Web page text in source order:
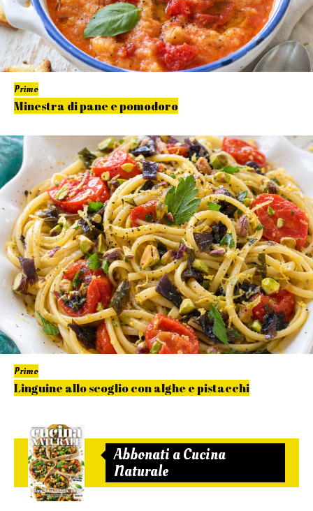
Primo
Minestra di pane e pomodoro
Primo
Linguine allo scoglio con alghe e pistacchi
Abbonati a Cucina
Naturale